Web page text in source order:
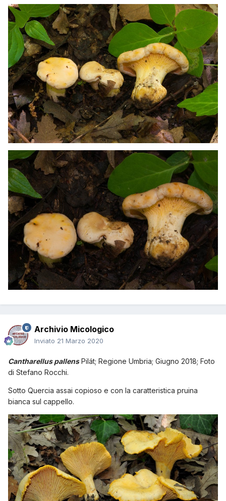
Archivio Micologico
Inviato 21 Marzo 2020
Cantharellus pallens Pilát; Regione Umbria; Giugno 2018; Foto
di Stefano Rocchi.
Sotto Quercia assai copioso e con la caratteristica pruina
bianca sul cappello.